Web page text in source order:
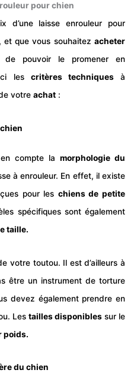
pour chien
d’une laisse enrouleur pour
, et que vous souhaitezacheter
pouvoir le promener en
les critères techniquesà
votre achat :
compte la morphologie du
à enrouleur. En effet, il existe
pour les chiens de petite
spécifiques sont également
taille.
votre toutou. Il est d’ailleurs à
être un instrument de torture
devez également prendre en
Lestailles disponibles sur le
poids.
du chien